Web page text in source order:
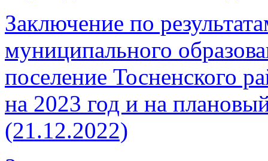
Заключение по
муниципального
поселение Тосненского
на 2023 год и на
(21.12.2022)